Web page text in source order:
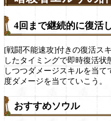
4回まで継続的に復活
[戦闘不能速攻]付きの復活ス
したタイミングで即時復活状
しつつダメージスキルを当て
度ダメージを当てていこう。
おすすめソウル